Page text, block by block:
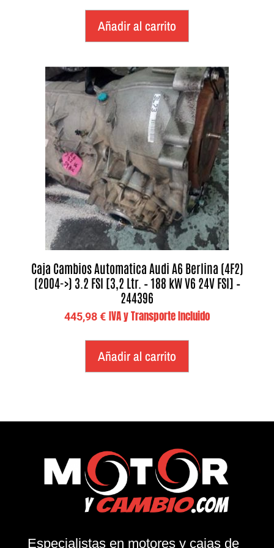
Añadir al carrito
Caja Cambios Automatica Audi A6 Berlina (4F2)
(2004->) 3.2 FSI [3,2 Ltr. – 188 kW V6 24V FSI] –
244396
445,98€ IVA y Transporte Incluido
Añadir al carrito
Especialistas en motores y cajas de